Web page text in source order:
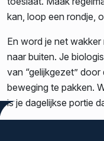
kan, loop een rondje,
En word je net
naar buiten. Je
van “gelijkgezet”
beweging te pakken.
is je dagelijkse portie